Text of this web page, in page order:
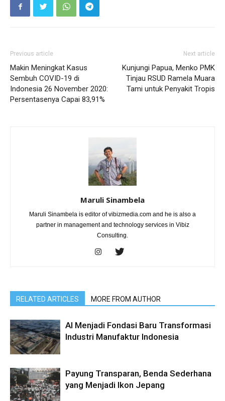
Previous article
Makin Meningkat Kasus
Sembuh COVID-19 di
Indonesia 26 November 2020:
Persentasenya Capai 83,91%
Next article
Kunjungi Papua, Menko PMK
Tinjau RSUD Ramela Muara
Tami untuk Penyakit Tropis
Maruli Sinambela
Maruli Sinambela is editor of vibizmedia.com and he is also a
partner in management and technology services in Vibiz
Consulting.
RELATED ARTICLES MORE FROM AUTHOR
AI Menjadi Fondasi Baru Transformasi
Industri Manufaktur Indonesia
Payung Transparan, Benda Sederhana
yang Menjadi Ikon Jepang